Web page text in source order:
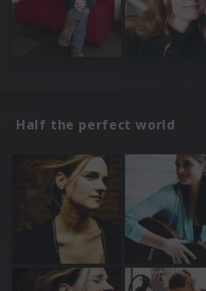
Half the perfect world